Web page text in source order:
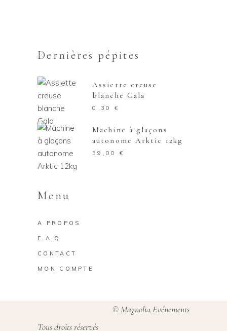
Dernières pépites
Assiette creuse
blanche Gala
0,30 €
Machine à glaçons
autonome Arktic 12kg
39,00 €
Menu
A PROPOS
F.A.Q
CONTACT
MON COMPTE
© Magnolia Evénements
Tous droits réservés